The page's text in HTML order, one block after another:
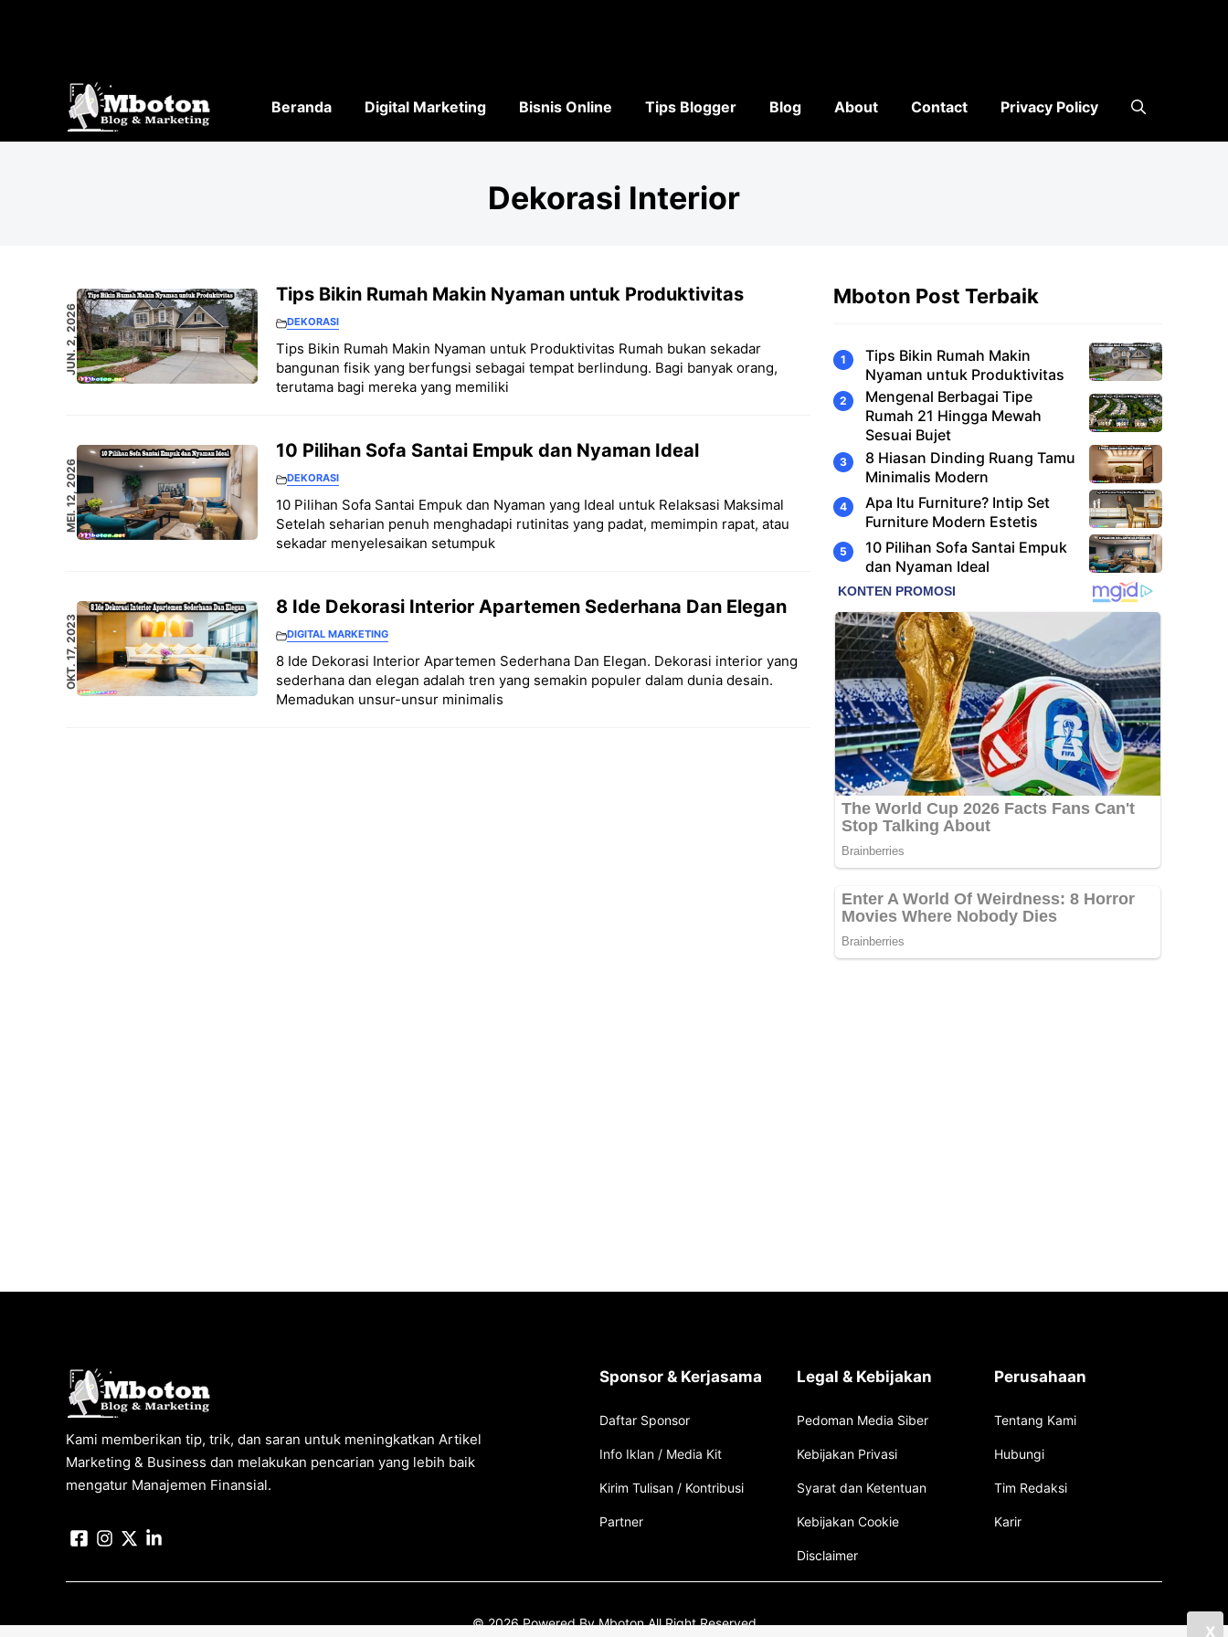
Beranda Digital Marketing Bisnis Online Tips Blogger Blog About Contact Privacy Policy
Dekorasi Interior
JUN. 2, 2026
Tips Bikin Rumah Makin Nyaman untuk Produktivitas
DEKORASI
Tips Bikin Rumah Makin Nyaman untuk Produktivitas Rumah bukan sekadar
bangunan fisik yang berfungsi sebagai tempat berlindung. Bagi banyak orang,
terutama bagi mereka yang memiliki
MEI. 12, 2026
10 Pilihan Sofa Santai Empuk dan Nyaman Ideal
DEKORASI
10 Pilihan Sofa Santai Empuk dan Nyaman yang Ideal untuk Relaksasi Maksimal
Setelah seharian penuh menghadapi rutinitas yang padat, memimpin rapat, atau
sekadar menyelesaikan setumpuk
OKT. 17, 2023
8 Ide Dekorasi Interior Apartemen Sederhana Dan Elegan
DIGITAL MARKETING
8 Ide Dekorasi Interior Apartemen Sederhana Dan Elegan. Dekorasi interior yang
sederhana dan elegan adalah tren yang semakin populer dalam dunia desain.
Memadukan unsur-unsur minimalis
Mboton Post Terbaik
Tips Bikin Rumah Makin
Nyaman untuk Produktivitas
Mengenal Berbagai Tipe
Rumah 21 Hingga Mewah
Sesuai Bujet
8 Hiasan Dinding Ruang Tamu
Minimalis Modern
Apa Itu Furniture? Intip Set
Furniture Modern Estetis
10 Pilihan Sofa Santai Empuk
dan Nyaman Ideal
Kami memberikan tip, trik, dan saran untuk meningkatkan Artikel
Marketing & Business dan melakukan pencarian yang lebih baik
mengatur Manajemen Finansial.
Sponsor & Kerjasama
Daftar Sponsor
Info Iklan / Media Kit
Kirim Tulisan / Kontribusi
Partner
Legal & Kebijakan
Pedoman Media Siber
Kebijakan Privasi
Syarat dan Ketentuan
Kebijakan Cookie
Disclaimer
Perusahaan
Tentang Kami
Hubungi
Tim Redaksi
Karir
© 2026 Powered By Mboton All Right Reserved X